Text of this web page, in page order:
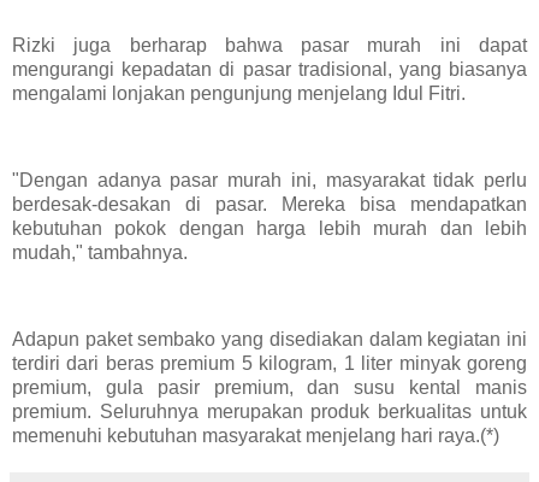
Rizki juga berharap bahwa pasar murah ini dapat
mengurangi kepadatan di pasar tradisional, yang biasanya
mengalami lonjakan pengunjung menjelang Idul Fitri.
"Dengan adanya pasar murah ini, masyarakat tidak perlu
berdesak-desakan di pasar. Mereka bisa mendapatkan
kebutuhan pokok dengan harga lebih murah dan lebih
mudah," tambahnya.
Adapun paket sembako yang disediakan dalam kegiatan ini
terdiri dari beras premium 5 kilogram, 1 liter minyak goreng
premium, gula pasir premium, dan susu kental manis
premium. Seluruhnya merupakan produk berkualitas untuk
memenuhi kebutuhan masyarakat menjelang hari raya.(*)